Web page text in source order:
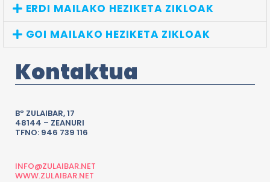
ERDI MAILAKO HEZIKETA ZIKLOAK
GOI MAILAKO HEZIKETA ZIKLOAK
Kontaktua
Bº ZULAIBAR, 17
48144 – ZEANURI
TFNO: 946 739 116
INFO@ZULAIBAR.NET
WWW.ZULAIBAR.NET